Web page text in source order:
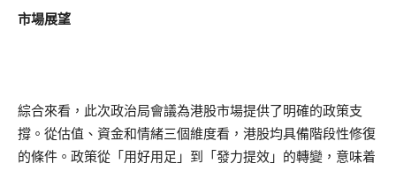
市場展望
綜合來看，此次政治局會議為港股市場提供了明確的政策支
撐。從估值、資金和情緒三個維度看，港股均具備階段性修復
的條件。政策從「用好用足」到「發力提效」的轉變，意味着